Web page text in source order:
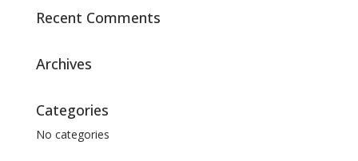
Recent Comments
Archives
Categories
No categories